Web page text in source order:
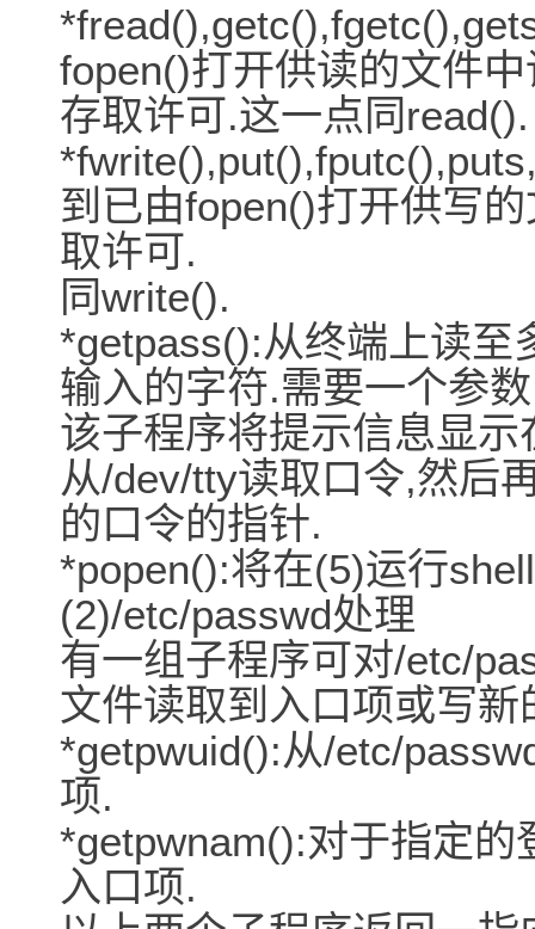
fopen()打开供读的文件
存取许可.这一点同read().
到已由fopen()打开供写
取许可.
同write().
*getpass():从终端上读至
输入的字符.需要一个参
该子程序将提示信息显
从/dev/tty读取口令,然后
的口令的指针.
*popen():将在(5)运行
(2)/etc/passwd处理
有一组子程序可对/etc/
文件读取到入口项或写
*getpwuid():从/etc/
项.
*getpwnam():对于指定
入口项.